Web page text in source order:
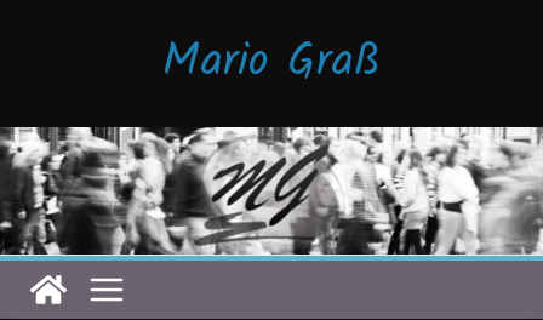
Mario Graß